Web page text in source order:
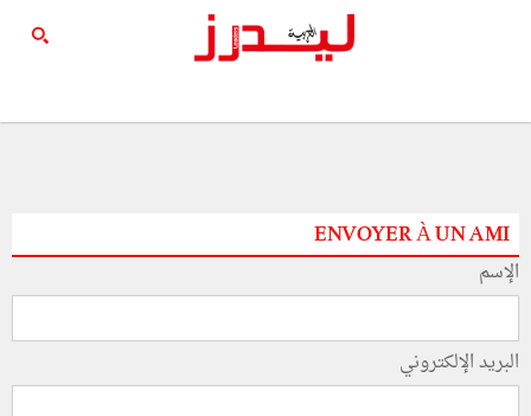
ENVOYER À UN AMI
الإسم
البريد الإلكتروني